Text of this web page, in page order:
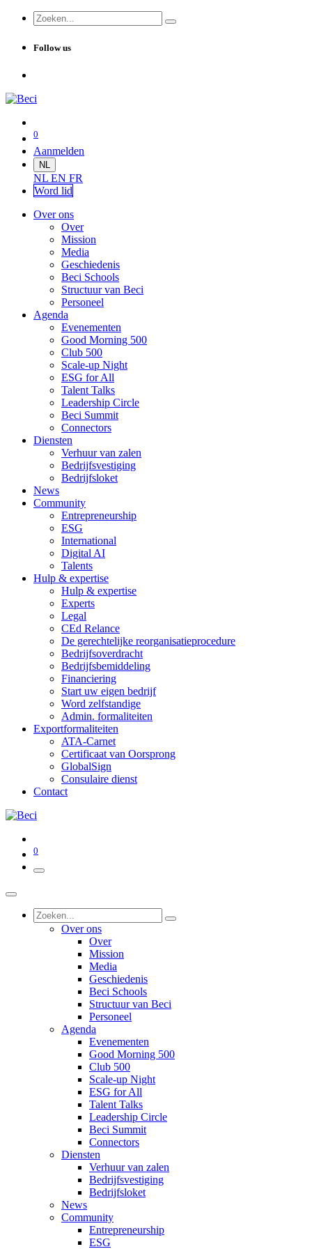
Follow us
0
Aanmelden
NL
NL EN FR
Word lid
Over ons
Over
Mission
Media
Geschiedenis
Beci Schools
Structuur van Beci
Personeel
Agenda
Evenementen
Good Morning 500
Club 500
Scale-up Night
ESG for All
Talent Talks
Leadership Circle
Beci Summit
Connectors
Diensten
Verhuur van zalen
Bedrijfsvestiging
Bedrijfsloket
News
Community
Entrepreneurship
ESG
International
Digital AI
Talents
Hulp & expertise
Hulp & expertise
Experts
Legal
CEd Relance
De gerechtelijke reorganisatieprocedure
Bedrijfsoverdracht
Bedrijfsbemiddeling
Financiering
Start uw eigen bedrijf
Word zelfstandige
Admin. formaliteiten
Exportformaliteiten
ATA-Carnet
Certificaat van Oorsprong
GlobalSign
Consulaire dienst
Contact
0
Over ons
Over
Mission
Media
Geschiedenis
Beci Schools
Structuur van Beci
Personeel
Agenda
Evenementen
Good Morning 500
Club 500
Scale-up Night
ESG for All
Talent Talks
Leadership Circle
Beci Summit
Connectors
Diensten
Verhuur van zalen
Bedrijfsvestiging
Bedrijfsloket
News
Community
Entrepreneurship
ESG